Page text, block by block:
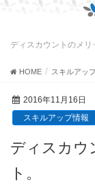
ディスカウントのメ
HOME スキルアッ
2016年11月16日
スキルアップ情報
ディスカウ
ト。